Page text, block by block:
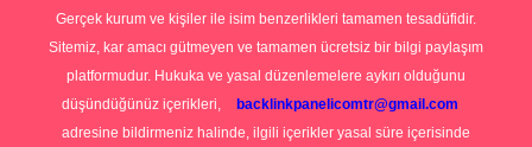
Gerçek kurum ve kişiler ile isim benzerlikleri tamamen tesadüfidir.
Sitemiz, kar amacı gütmeyen ve tamamen ücretsiz bir bilgi paylaşım
platformudur. Hukuka ve yasal düzenlemelere aykırı olduğunu
düşündüğünüz içerikleri,
backlinkpanelicomtr@gmail.com
adresine bildirmeniz halinde, ilgili içerikler yasal süre içerisinde